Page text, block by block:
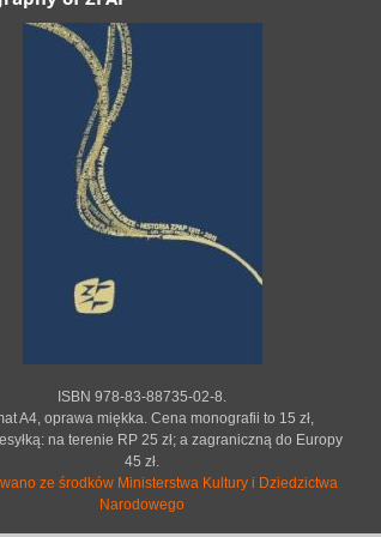
ISBN 978-83-88735-02-8.
A4, oprawa miękka. Cena monografii to 15 zł,
na terenie RP 25 zł; a zagraniczną do Europy
45 zł.
ze środków Ministerstwa Kultury i Dziedzictwa
Narodowego